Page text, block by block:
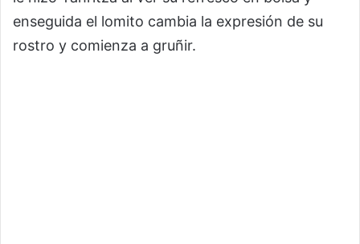
enseguida el lomito cambia la expresión de su
rostro y comienza a gruñir.